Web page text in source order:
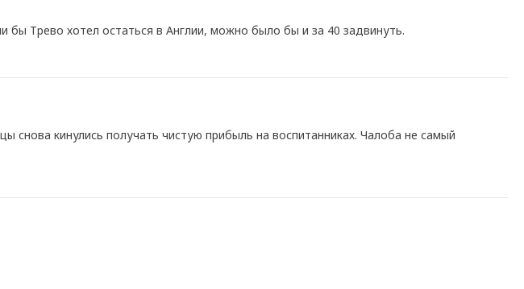
Трево хотел остаться в Англии, можно было бы и за 40 задвинуть.
снова кинулись получать чистую прибыль на воспитанниках. Чалоба не самый